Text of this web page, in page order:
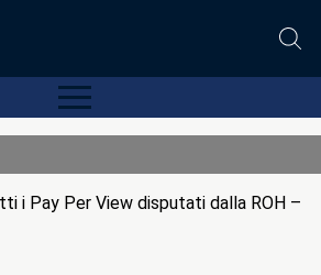
i Pay Per View disputati dalla ROH –